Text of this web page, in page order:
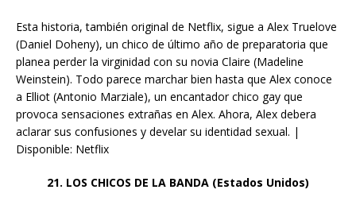
Esta historia, también original de Netflix, sigue a Alex Truelove
(Daniel Doheny), un chico de último año de preparatoria que
planea perder la virginidad con su novia Claire (Madeline
Weinstein). Todo parece marchar bien hasta que Alex conoce
a Elliot (Antonio Marziale), un encantador chico gay que
provoca sensaciones extrañas en Alex. Ahora, Alex debera
aclarar sus confusiones y develar su identidad sexual. |
Disponible: Netflix
21. LOS CHICOS DE LA BANDA (Estados Unidos)